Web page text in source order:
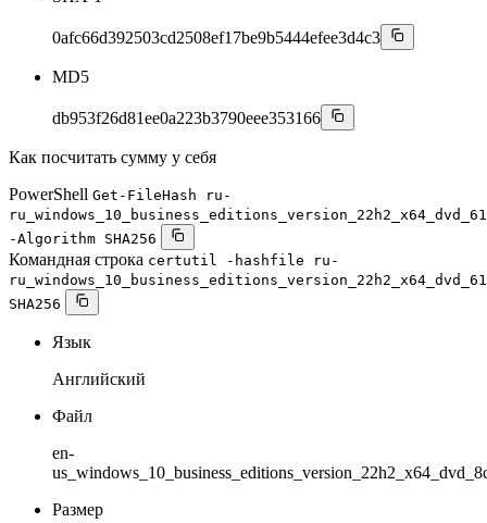
0afc66d392503cd2508ef17be9b5444efee3d4c3
MD5
db953f26d81ee0a223b3790eee353166
Как посчитать сумму у себя
PowerShell Get-FileHash ru-
-Algorithm SHA256
Командная строка certutil -hashfile ru-
SHA256
Язык
Английский
Файл
en-
Размер